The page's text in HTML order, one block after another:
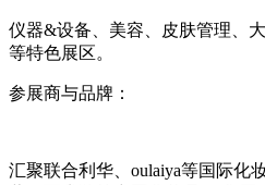
仪器&设备、美容、皮肤管理、
等特色展区。
参展商与品牌：
汇聚联合利华、oulaiya等国际化